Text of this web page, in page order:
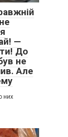
—
До
не
Але
них